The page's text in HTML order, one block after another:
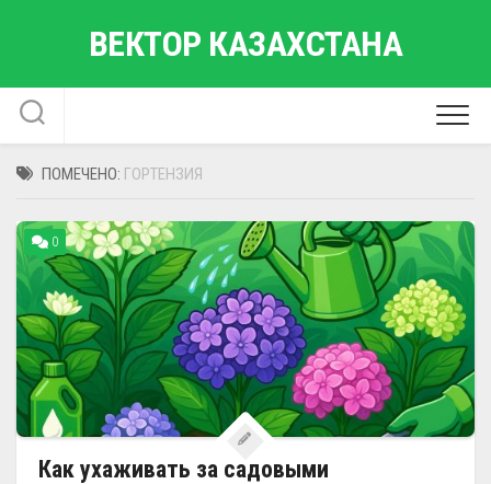
ВЕКТОР КАЗАХСТАНА
ПОМЕЧЕНО: ГОРТЕНЗИЯ
0
Как ухаживать за садовыми